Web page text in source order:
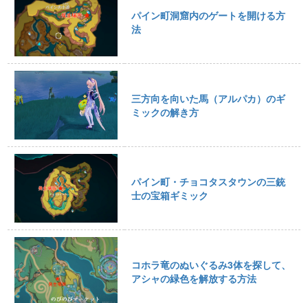
パイン町洞窟内のゲートを開ける方
法
三方向を向いた馬（アルパカ）のギ
ミックの解き方
パイン町・チョコタスタウンの三銃
士の宝箱ギミック
コホラ竜のぬいぐるみ3体を探して、
アシャの緑色を解放する方法